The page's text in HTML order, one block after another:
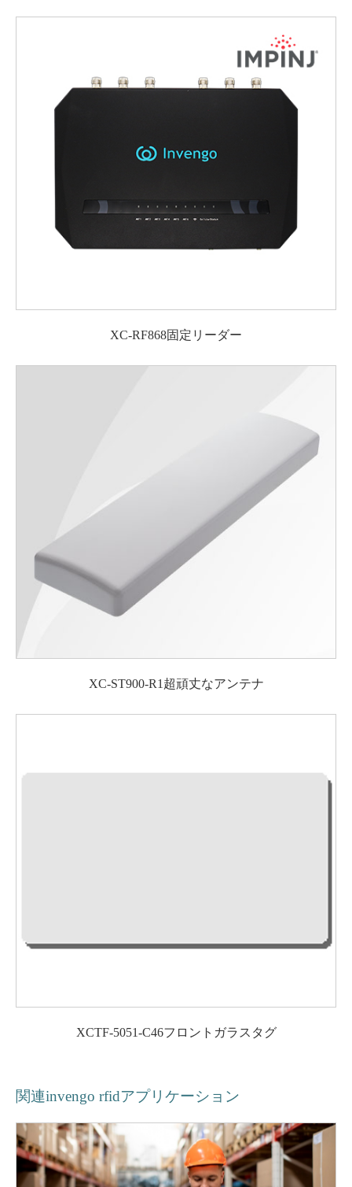
XC-RF868固定リーダー
XC-ST900-R1超頑丈なアンテナ
XCTF-5051-C46フロントガラスタグ
関連invengo rfidアプリケーション